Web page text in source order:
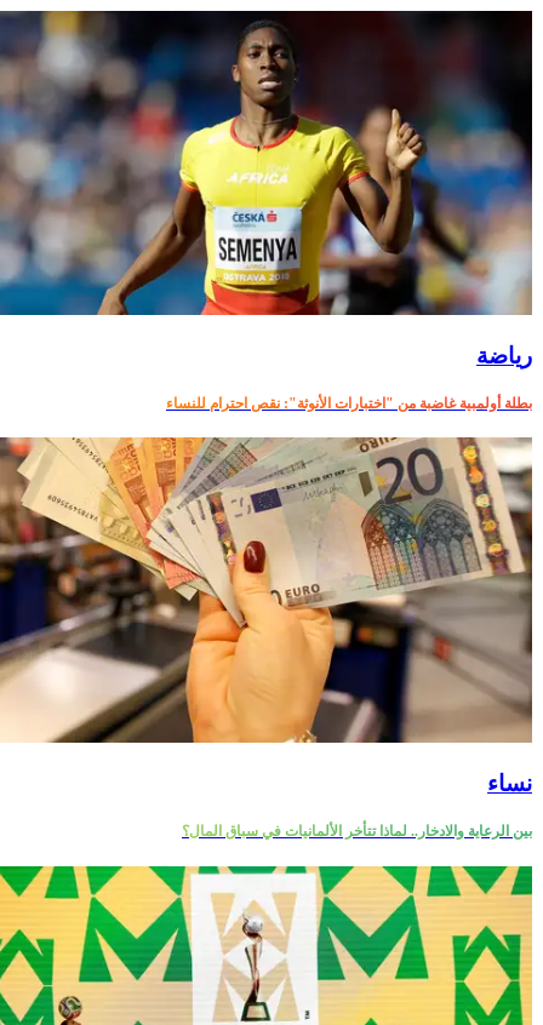
رياضة
بطلة أولمبية غاضبة من "اختبارات الأنوثة": نقص احترام للنساء
نساء
بين الرعاية والادخار.. لماذا تتأخر الألمانيات في سباق المال؟